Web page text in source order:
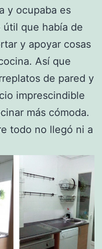
y ocupaba es
útil que había de
y apoyar cosas
Así que
de pared y
imprescindible
más cómoda.
todo no llegó ni a